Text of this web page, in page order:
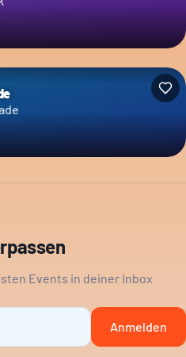
Events in deiner Inbox
Anmelden